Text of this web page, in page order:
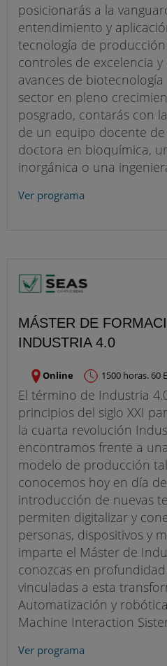
posicionarás a la
entendimiento y
tecnología de
controles de excelencia
avances de biotecnología
sector en pleno
posgrado, contarás con
de un equipo docente
doctora en bioquímica,
inorgánica o una
Ver programa
MÁSTER DE
INDUSTRIA 4.0
Online 1500 horas. 60
El término de Industria
principios del siglo XXI
la cuarta revolución
encontramos frente a
modelo de producción
conocemos hoy en día
introducción de nuevas
permiten digitalizar y
personas, dispositivos y
imparte el Máster de
conozcas en
vinculadas a esta
Automatización y
Machine Interaction
Ver programa